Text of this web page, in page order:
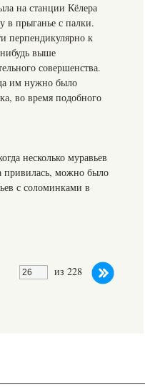
на станции Кёлера
в прыганье с палки.
перпендикулярно к
выше
совершенства.
им нужно было
во время подобного
несколько муравьев
привилась, можно было
с соломинками в
из 228